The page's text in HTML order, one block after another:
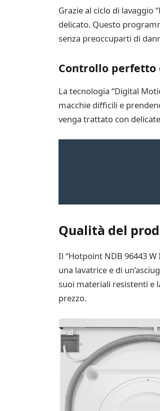
Grazie al ciclo di lavaggio
delicato. Questo
senza preoccuparti di
Controllo perfetto
La tecnologia “Digital
macchie difficili e
venga trattato con
Qualità del
Il “Hotpoint NDB 96443
una lavatrice e di
suoi materiali resistenti e
prezzo.